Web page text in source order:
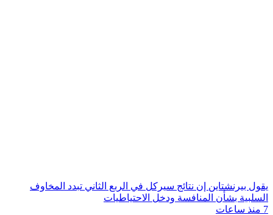
يقول بيرنشتاين إن نتائج سيركل في الربع الثاني تبدد المخاوف
السلبية بشأن المنافسة ودخل الاحتياطيات
7 منذ ساعات